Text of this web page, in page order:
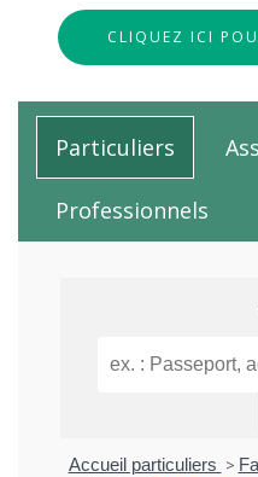
CLIQUEZ ICI
Particuliers
Professionnels
Accueil particuliers >